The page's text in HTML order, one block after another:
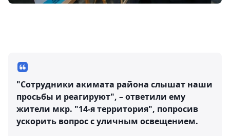
"Сотрудники акимата района слышат наши
просьбы и реагируют", – ответили ему
жители мкр. "14-я территория", попросив
ускорить вопрос с уличным освещением.